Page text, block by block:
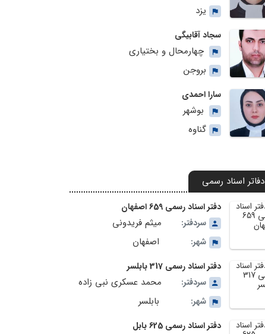
یزد
سجاد آقابیگی
چهارمحال و بختیاری
بروجن
سارا احمدی
بوشهر
گناوه
دفاتر اسناد رسمی
دفتر اسناد رسمی 659 اصفهان
سردفتر:
میثم فریدونی
شهر: اصفهان
دفتر اسناد رسمی 317 بابلسر
سردفتر:
محمد عسکری نبی زاده
شهر: بابلسر
دفتر اسناد رسمی 625 بابل